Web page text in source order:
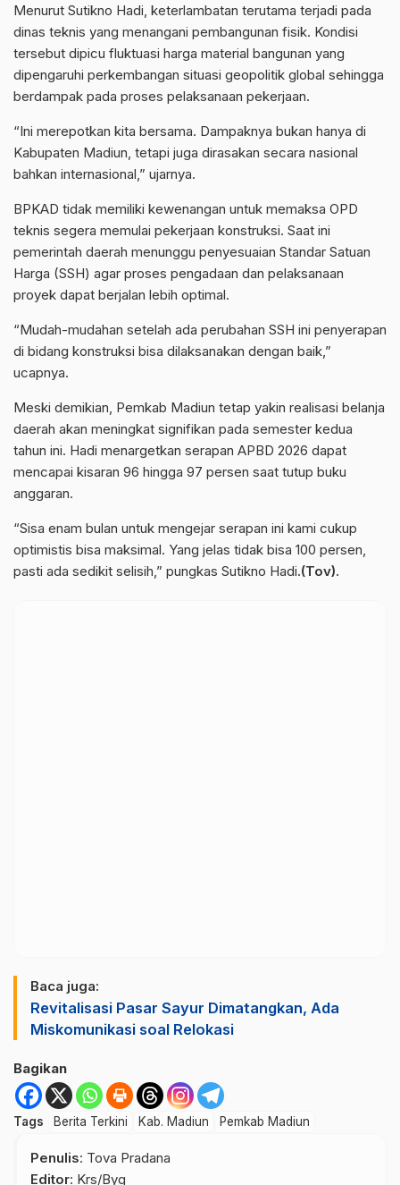
Menurut Sutikno Hadi, keterlambatan terutama terjadi pada
dinas teknis yang menangani pembangunan fisik. Kondisi
tersebut dipicu fluktuasi harga material bangunan yang
dipengaruhi perkembangan situasi geopolitik global sehingga
berdampak pada proses pelaksanaan pekerjaan.
“Ini merepotkan kita bersama. Dampaknya bukan hanya di
Kabupaten Madiun, tetapi juga dirasakan secara nasional
bahkan internasional,” ujarnya.
BPKAD tidak memiliki kewenangan untuk memaksa OPD
teknis segera memulai pekerjaan konstruksi. Saat ini
pemerintah daerah menunggu penyesuaian Standar Satuan
Harga (SSH) agar proses pengadaan dan pelaksanaan
proyek dapat berjalan lebih optimal.
“Mudah-mudahan setelah ada perubahan SSH ini penyerapan
di bidang konstruksi bisa dilaksanakan dengan baik,”
ucapnya.
Meski demikian, Pemkab Madiun tetap yakin realisasi belanja
daerah akan meningkat signifikan pada semester kedua
tahun ini. Hadi menargetkan serapan APBD 2026 dapat
mencapai kisaran 96 hingga 97 persen saat tutup buku
anggaran.
“Sisa enam bulan untuk mengejar serapan ini kami cukup
optimistis bisa maksimal. Yang jelas tidak bisa 100 persen,
pasti ada sedikit selisih,” pungkas Sutikno Hadi.(Tov).
Baca juga:
Revitalisasi Pasar Sayur Dimatangkan, Ada
Miskomunikasi soal Relokasi
Bagikan
Tags Berita Terkini Kab. Madiun Pemkab Madiun
Penulis: Tova Pradana
Editor: Krs/Byg